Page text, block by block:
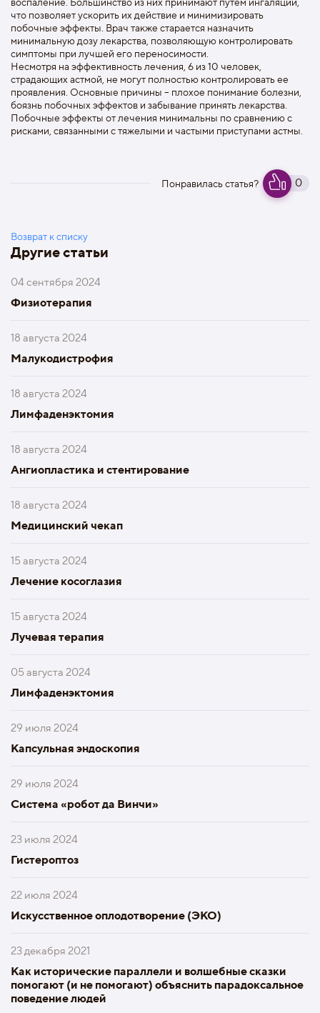
что позволяет ускорить их действие и минимизировать
побочные эффекты. Врач также старается назначить
минимальную дозу лекарства, позволяющую контролировать
симптомы при лучшей его переносимости.
Несмотря на эффективность лечения, 6 из 10 человек,
страдающих астмой, не могут полностью контролировать ее
проявления. Основные причины – плохое понимание болезни,
боязнь побочных эффектов и забывание принять лекарства.
Побочные эффекты от лечения минимальны по сравнению с
рисками, связанными с тяжелыми и частыми приступами астмы.
Понравилась статья? 0
Возврат к списку
Другие статьи
04 сентября 2024
Физиотерапия
18 августа 2024
Малукодистрофия
18 августа 2024
Лимфаденэктомия
18 августа 2024
Ангиопластика и стентирование
18 августа 2024
Медицинский чекап
15 августа 2024
Лечение косоглазия
15 августа 2024
Лучевая терапия
05 августа 2024
Лимфаденэктомия
29 июля 2024
Капсульная эндоскопия
29 июля 2024
Система «робот да Винчи»
23 июля 2024
Гистероптоз
22 июля 2024
Искусственное оплодотворение (ЭКО)
23 декабря 2021
Как исторические параллели и волшебные сказки
помогают (и не помогают) объяснить парадоксальное
поведение людей